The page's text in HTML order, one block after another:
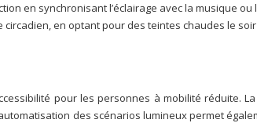
en synchronisant l’éclairage avec la musique
circadien, en optant pour des teintes chaudes le
pour les personnes à mobilité réduite.
des scénarios lumineux permet